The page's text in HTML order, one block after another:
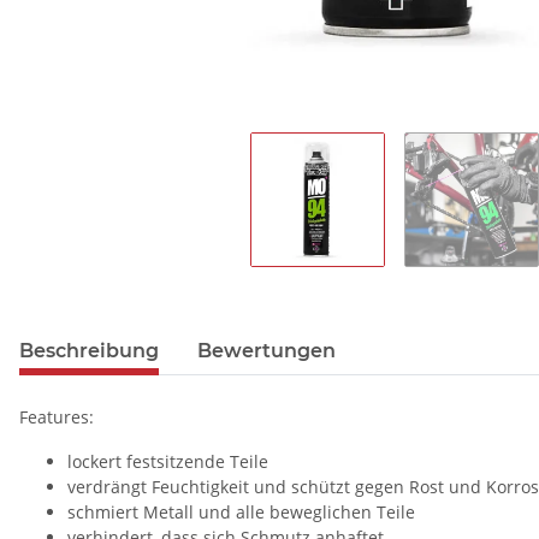
Beschreibung Bewertungen
Features:
lockert festsitzende Teile
verdrängt Feuchtigkeit und schützt gegen Rost und
schmiert Metall und alle beweglichen Teile